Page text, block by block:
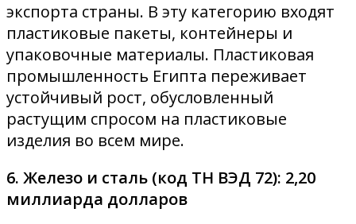
экспорта страны. В эту категорию входят
пластиковые пакеты, контейнеры и
упаковочные материалы. Пластиковая
промышленность Египта переживает
устойчивый рост, обусловленный
растущим спросом на пластиковые
изделия во всем мире.
6. Железо и сталь (код ТН ВЭД 72): 2,20
миллиарда долларов